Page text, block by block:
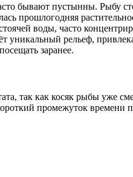
бывают пустынны. Рыбу
прошлогодняя
воды, часто
уникальный рельеф,
заранее.
так как косяк рыбы уже
промежуток